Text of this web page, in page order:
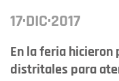
17·DIC·2017
En la feria hicieron
distritales para